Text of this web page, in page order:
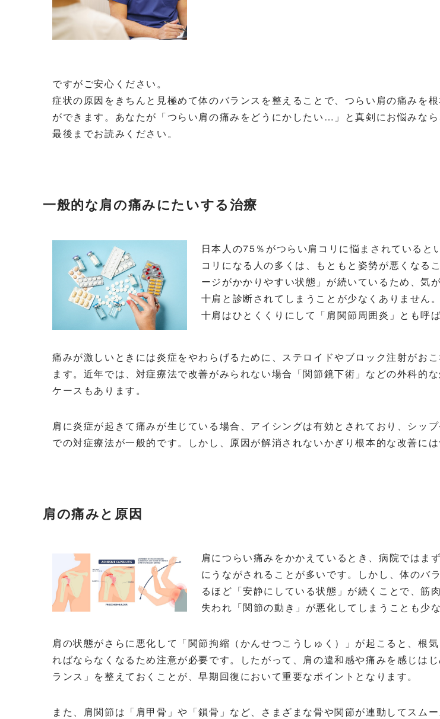
ですがご安心ください。
症状の原因をきちんと見極めて体のバランスを整えることで、つらい肩の痛みを
ができます。あなたが「つらい肩の痛みをどうにかしたい…」と真剣にお悩みな
最後までお読みください。
一般的な肩の痛みにたいする治療
日本人の75％がつらい肩コリに悩まされていると
コリになる人の多くは、もともと姿勢が悪くなる
ージがかかりやすい状態」が続いているため、気
十肩と診断されてしまうことが少なくありません
十肩はひとくくりにして「肩関節周囲炎」とも呼ば
痛みが激しいときには炎症をやわらげるために、ステロイドやブロック注射がお
ます。近年では、対症療法で改善がみられない場合「関節鏡下術」などの外科的
ケースもあります。
肩に炎症が起きて痛みが生じている場合、アイシングは有効とされており、シッ
での対症療法が一般的です。しかし、原因が解消されないかぎり根本的な改善には
肩の痛みと原因
肩につらい痛みをかかえているとき、病院ではま
にうながされることが多いです。しかし、体のバ
るほど「安静にしている状態」が続くことで、筋
失われ「関節の動き」が悪化してしまうことも少
肩の状態がさらに悪化して「関節拘縮（かんせつこうしゅく）」が起こると、根
ればならなくなるため注意が必要です。したがって、肩の違和感や痛みを感じは
ランス」を整えておくことが、早期回復において重要なポイントとなります。
また、肩関節は「肩甲骨」や「鎖骨」など、さまざまな骨や関節が連動してスム